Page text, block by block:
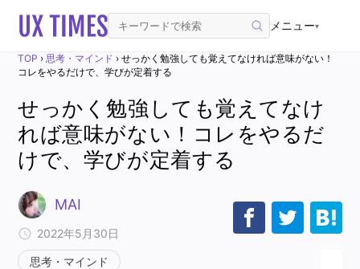
メニュー▾
TOP ›思考・マインド ›せっかく勉強しても覚えてなければ意味がない！
コレをやるだけで、学びが定着する
せっかく勉強しても覚えてなけ
れば意味がない！コレをやるだ
けで、学びが定着する
MAI
2022年5月30日
思考・マインド